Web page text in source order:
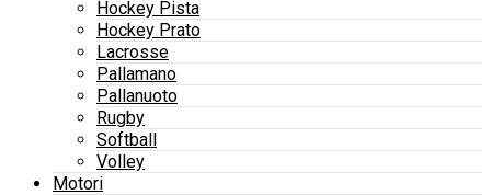
Hockey Pista
Hockey Prato
Lacrosse
Pallamano
Pallanuoto
Rugby
Softball
Volley
Motori